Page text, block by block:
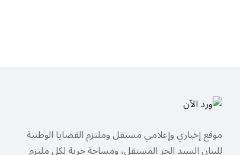
موقع إخباري وإعلامي مستقل وملتزم القضايا الوطنية
للبنان السيد الحر المستقل، ومساحة حرية لكل ملتزم